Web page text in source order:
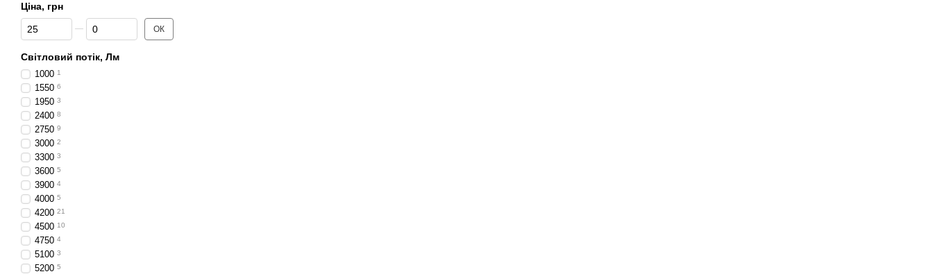
Ціна, грн
Від Ціна, грн
До Ціна, грн ОК
Світловий потік, Лм
1000 1
1550 6
1950 3
2400 8
2750 9
3000 2
3300 3
3600 5
3900 4
4000 5
4200 21
4500 10
4750 4
5100 3
5200 5